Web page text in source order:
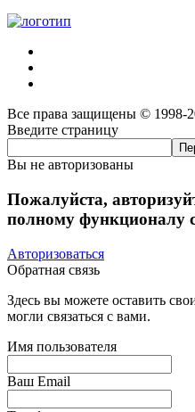
Все права защищены © 1998-
Введите страницу
Вы не авторизованы
Пожалуйста,
полному функционалу
Авторизоваться
Обратная связь
Здесь вы можете оставить
могли связаться с вами.
Имя пользователя
Ваш Email